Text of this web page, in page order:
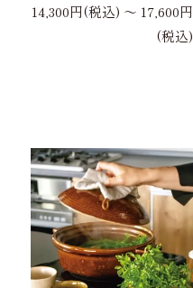
14,300円(税込) 〜 17,600円
(税込)